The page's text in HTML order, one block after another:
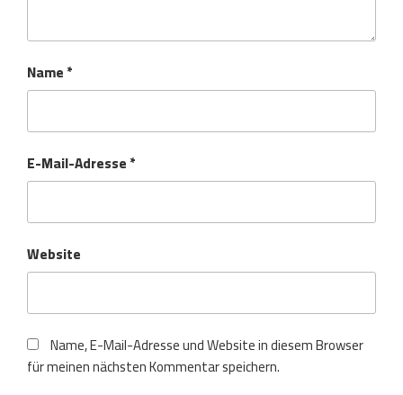
Name*
E-Mail-Adresse*
Website
Name, E-Mail-Adresse und Website in diesem Browser
für meinen nächsten Kommentar speichern.